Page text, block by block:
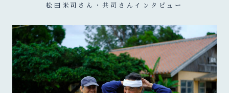
松田米司さん・共司さんインタビュー